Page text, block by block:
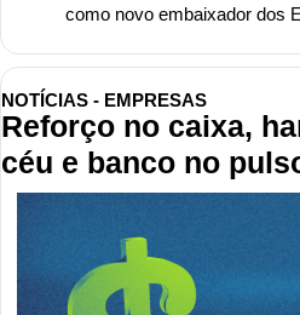
como novo embaixador dos
NOTÍCIAS - EMPRESAS
Reforço no caixa,
céu e banco no